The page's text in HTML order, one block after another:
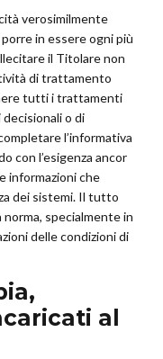
verosimilmente
in essere ogni più
il Titolare non
di trattamento
tutti i trattamenti
o di
l’informativa
con l’esigenza ancor
informazioni che
dei sistemi. Il tutto
specialmente in
delle condizioni di
al